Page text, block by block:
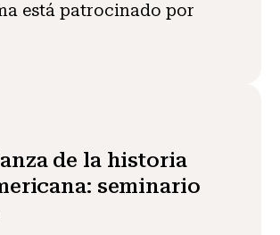
está patrocinado por
de la historia
seminario